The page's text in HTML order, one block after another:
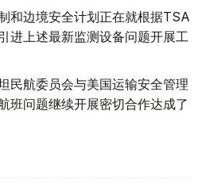
和边境安全计划正在就根据TSA
进上述最新监测设备问题开展工
民航委员会与美国运输安全管理
班问题继续开展密切合作达成了